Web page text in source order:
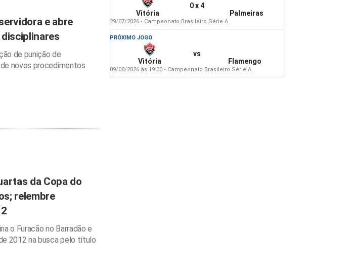
e abre
de punição de
novos procedimentos
da Copa do
relembre
o Furacão no Barradão e
2012 na busca pelo título
Vitória
0 x 4
Palmeiras
29/07/2026 • Campeonato Brasileiro Série A
PRÓXIMO JOGO
Vitória
vs
Flamengo
09/08/2026 às 19:30 • Campeonato Brasileiro Série A